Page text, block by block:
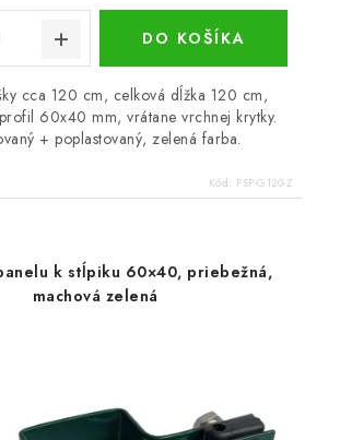
DO KOŠÍKA
cca 120 cm, celková dĺžka 120 cm,
60x40 mm, vrátane vrchnej krytky.
+ poplastovaný, zelená farba.
Kód: PSP-G120-Z
k stĺpiku 60×40, priebežná,
machová zelená